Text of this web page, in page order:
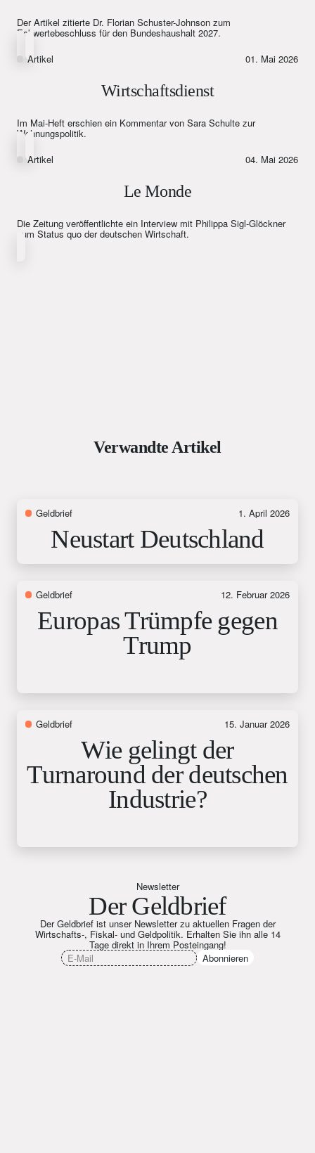
Der Artikel zitierte Dr. Florian Schuster-Johnson zum
Eckwertebeschluss für den Bundeshaushalt 2027.
Artikel
01. Mai 2026
Wirtschaftsdienst
Im Mai-Heft erschien ein Kommentar von Sara Schulte zur
Wohnungspolitik.
Artikel
04. Mai 2026
Le Monde
Die Zeitung veröffentlichte ein Interview mit Philippa Sigl-Glöckner
zum Status quo der deutschen Wirtschaft.
Verwandte Artikel
Geldbrief 1. April 2026
Neustart Deutschland
Geldbrief 12. Februar 2026
Europas Trümpfe gegen
Trump
Geldbrief 15. Januar 2026
Wie gelingt der
Turnaround der deutschen
Industrie?
Newsletter
Der Geldbrief
Der Geldbrief ist unser Newsletter zu aktuellen Fragen der
Wirtschafts-, Fiskal- und Geldpolitik. Erhalten Sie ihn alle 14
Tage direkt in Ihrem Posteingang!